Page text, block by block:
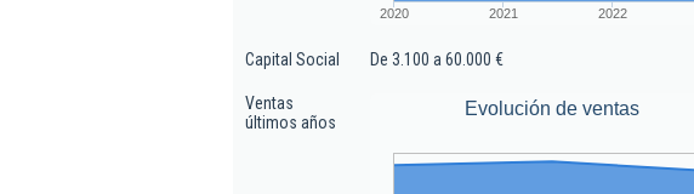
2020 2021 2022
Capital Social De 3.100 a 60.000 €
Ventas
últimos años
Evolución de ventas